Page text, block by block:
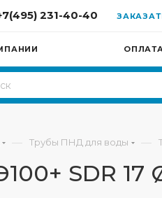
231-40-40
— Трубы ПНД для воды —
SDR 17